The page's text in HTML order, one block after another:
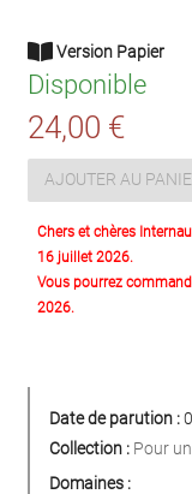
Version Papier
Disponible
24,00 €
AJOUTER AU
Chers et chères
16 juillet 2026.
Vous pourrez
2026.
Date de parution :
Collection : Pour
Domaines :